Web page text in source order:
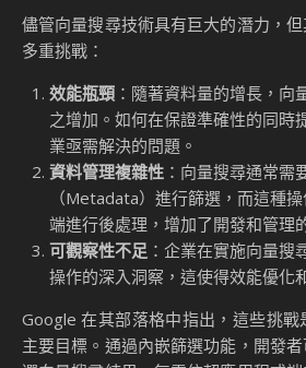
儘管向量搜尋技術具有巨大的潛力，
多重挑戰：
效能瓶頸 ：隨著資料量的增長，向
之增加。如何在保證準確性的同時
業亟需解決的問題。
資料管理複雜性 ：向量搜尋通常需
（Metadata）進行篩選，而這種
端進行後處理，增加了開發和管理
可觀察性不足 ：企業在實施向量搜
操作的深入洞察，這使得效能優化
Google 在其部落格中指出，這些挑戰
主要目標。通過內嵌篩選功能，開發